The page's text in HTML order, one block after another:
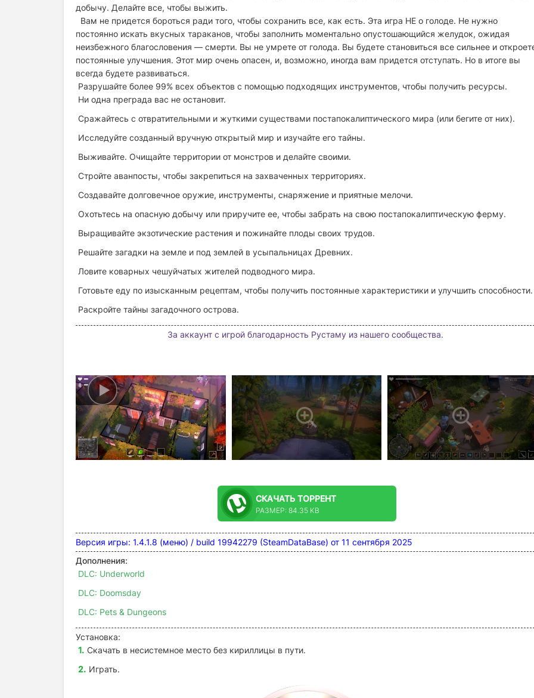
добычу. Делайте все, чтобы выжить.
Вам не придется бороться ради того, чтобы сохранить все, как есть. Эта игра НЕ о голоде. Не нужно
постоянно искать вкусных тараканов, чтобы заполнить моментально опустошающийся желудок, ожидая
неизбежного благословения — смерти. Вы не умрете от голода. Вы будете становиться все сильнее и
постоянные улучшения. Этот мир очень опасен, и, возможно, иногда вам придется отступать. Но в итоге вы
всегда будете развиваться.
Разрушайте более 99% всех объектов с помощью подходящих инструментов, чтобы получить ресурсы.
Ни одна преграда вас не остановит.
Сражайтесь с отвратительными и жуткими существами постапокалиптического мира (или бегите от них).
Исследуйте созданный вручную открытый мир и изучайте его тайны.
Выживайте. Очищайте территории от монстров и делайте своими.
Стройте аванпосты, чтобы закрепиться на захваченных территориях.
Создавайте долговечное оружие, инструменты, снаряжение и приятные мелочи.
Охотьтесь на опасную добычу или приручите ее, чтобы забрать на свою постапокалиптическую ферму.
Выращивайте экзотические растения и пожинайте плоды своих трудов.
Решайте загадки на земле и под землей в усыпальницах Древних.
Ловите коварных чешуйчатых жителей подводного мира.
Готовьте еду по изысканным рецептам, чтобы получить постоянные характеристики и улучшить способности.
Раскройте тайны загадочного острова.
За аккаунт с игрой благодарность Рустаму из нашего сообщества.
СКАЧАТЬ ТОРРЕНТ
РАЗМЕР: 84.35 KB
Версия игры: 1.4.1.8 (меню) / build 19942279 (SteamDataBase) от 11 сентября 2025
Дополнения:
DLC: Underworld
DLC: Doomsday
DLC: Pets & Dungeons
Установка:
Скачать в несистемное место без кириллицы в пути.
Играть.